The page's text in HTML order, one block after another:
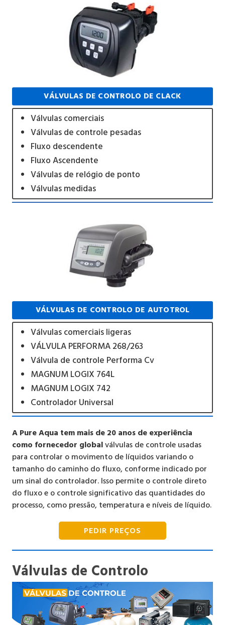
VÁLVULAS DE CONTROLO DE CLACK
Válvulas comerciais
Válvulas de controle pesadas
Fluxo descendente
Fluxo Ascendente
Válvulas de relógio de ponto
Válvulas medidas
VÁLVULAS DE CONTROLO DE AUTOTROL
Válvulas comerciais ligeras
VÁLVULA PERFORMA 268/263
Válvula de controle Performa Cv
MAGNUM LOGIX 764L
MAGNUM LOGIX 742
Controlador Universal
A Pure Aqua tem mais de 20 anos de experiência
como fornecedor globalválvulas de controle usadas
para controlar o movimento de líquidos variando o
tamanho do caminho do fluxo, conforme indicado por
um sinal do controlador. Isso permite o controle direto
do fluxo e o controle significativo das quantidades do
processo, como pressão, temperatura e níveis de líquido.
PEDIR PREÇOS
Válvulas de Controlo